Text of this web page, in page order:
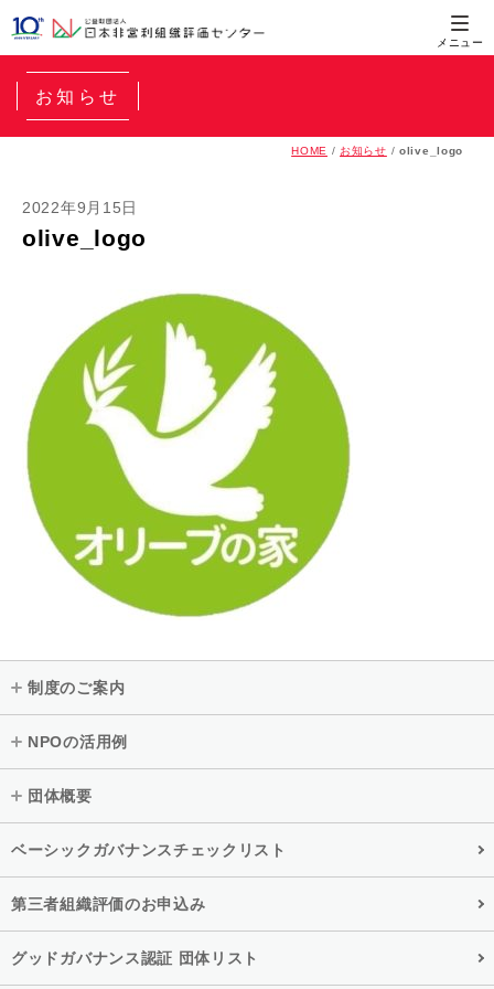
お知らせ
HOME / お知らせ / olive_logo
2022年9月15日
olive_logo
制度のご案内
NPOの活用例
団体概要
ベーシックガバナンスチェックリスト
第三者組織評価のお申込み
グッドガバナンス認証 団体リスト